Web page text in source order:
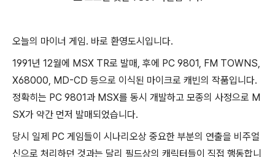
오늘의 마이너 게임. 바로 환영도시입니다.
1991년 12월에 MSX TR로 발매, 후에 PC 9801, FM TOWNS,
X68000, MD-CD 등으로 이식된 마이크로 캐빈의 작품입니다.
정확히는 PC 9801과 MSX를 동시 개발하고 모종의 사정으로 M
SX가 약간 먼저 발매되었습니다.
당시 일제 PC 게임들이 시나리오상 중요한 부분의 연출을 비주얼
신으로 처리하던 것과는 달리 필드상의 캐릭터들이 직접 행동합니